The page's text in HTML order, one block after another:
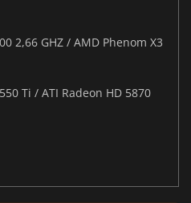
2,66 GHZ / AMD Phenom X3
Ti / ATI Radeon HD 5870